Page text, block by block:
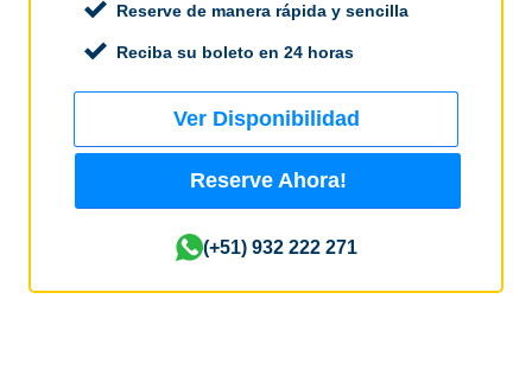
Reserve de manera rápida y sencilla
Reciba su boleto en 24 horas
Ver Disponibilidad
Reserve Ahora!
(+51) 932 222 271